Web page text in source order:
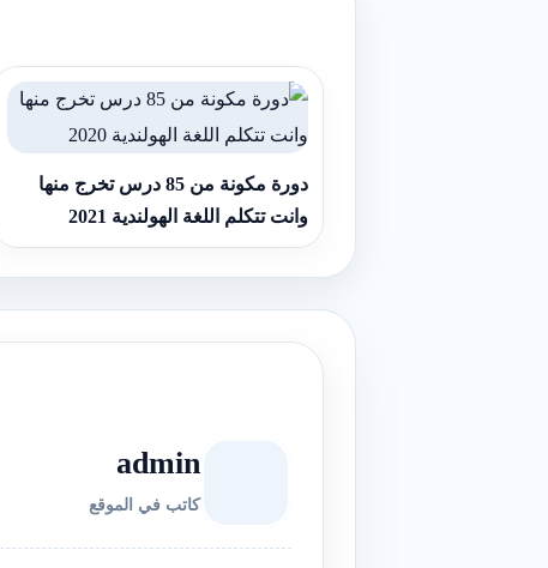
دورة مكونة من 85 درس تخرج منها
وانت تتكلم اللغة الهولندية 2021
admin
كاتب في الموقع